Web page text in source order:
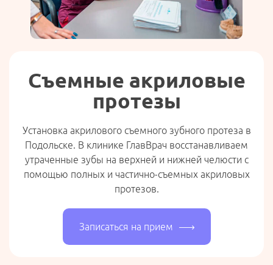
Съемные акриловые
протезы
Установка акрилового съемного зубного протеза в
Подольске. В клинике ГлавВрач восстанавливаем
утраченные зубы на верхней и нижней челюсти с
помощью полных и частично-съемных акриловых
протезов.
Записаться на прием